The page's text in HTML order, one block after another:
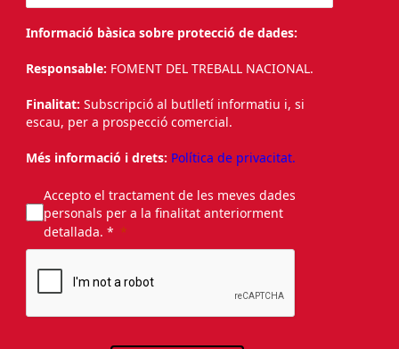
Informació bàsica sobre protecció de dades:
Responsable: FOMENT DEL TREBALL NACIONAL.
Finalitat: Subscripció al butlletí informatiu i, si
escau, per a prospecció comercial.
Més informació i drets: Política de privacitat.
Accepto el tractament de les meves dades
personals per a la finalitat anteriorment
detallada. *